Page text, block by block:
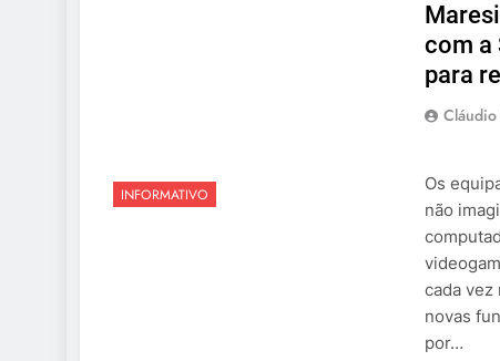
INFORMATIVO
com a
para
Os
não
cada vez
novas
por…